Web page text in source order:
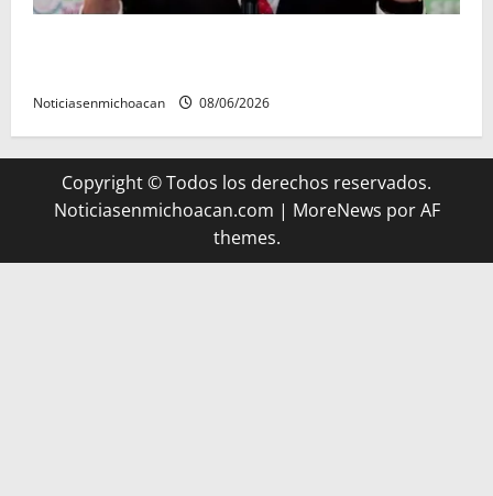
Noticiasenmichoacan 08/06/2026
Copyright © Todos los derechos reservados.
Noticiasenmichoacan.com | MoreNews por AF
themes.